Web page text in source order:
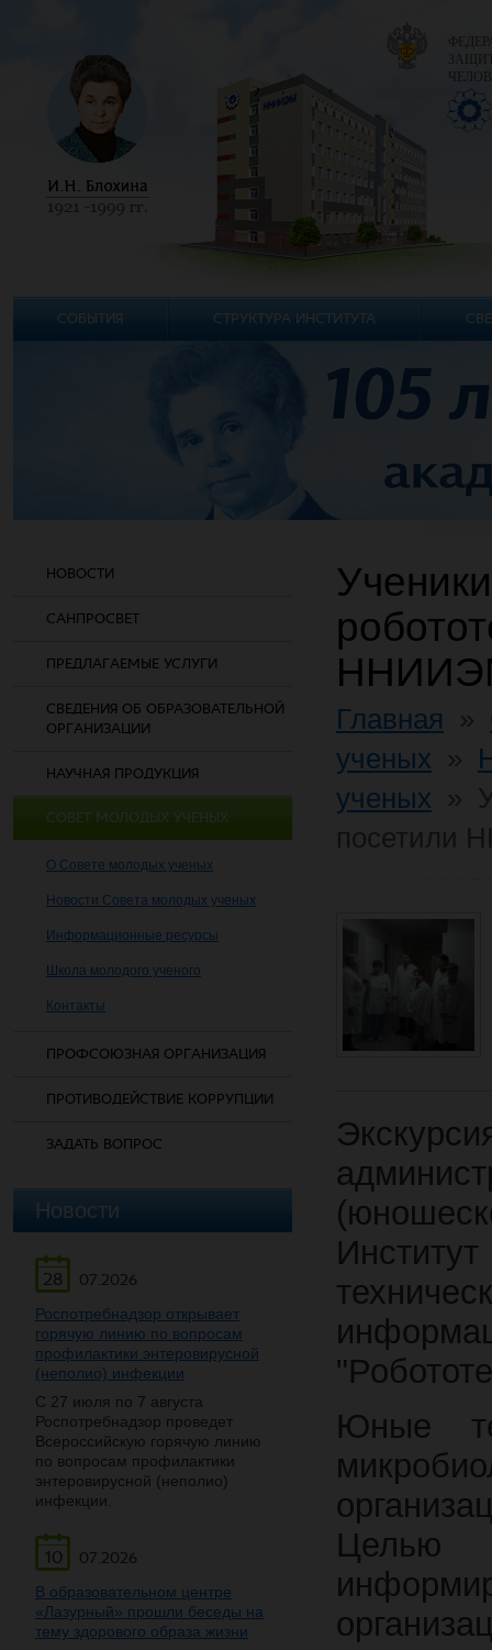
НОВОСТИ
САНПРОСВЕТ
ПРЕДЛАГАЕМЫЕ УСЛУГИ
СВЕДЕНИЯ ОБ ОБРАЗОВАТЕЛЬНОЙ
ОРГАНИЗАЦИИ
НАУЧНАЯ ПРОДУКЦИЯ
СОВЕТ МОЛОДЫХ УЧЕНЫХ
О Совете молодых ученых
Новости Совета молодых ученых
Информационные ресурсы
Школа молодого ученого
Контакты
ПРОФСОЮЗНАЯ ОРГАНИЗАЦИЯ
ПРОТИВОДЕЙСТВИЕ КОРРУПЦИИ
ЗАДАТЬ ВОПРОС
Новости
28
07.2026
Роспотребнадзор открывает
горячую линию по вопросам
профилактики энтеровирусной
(неполио) инфекции
С 27 июля по 7 августа
Роспотребнадзор проведет
Всероссийскую горячую линию
по вопросам профилактики
энтеровирусной (неполио)
инфекции.
10
07.2026
В образовательном центре
«Лазурный» прошли беседы на
тему здорового образа жизни
Главная
ученых
ученых
Юные
Целью
СОБЫТИЯ СТРУКТУРА ИНСТИТУТА